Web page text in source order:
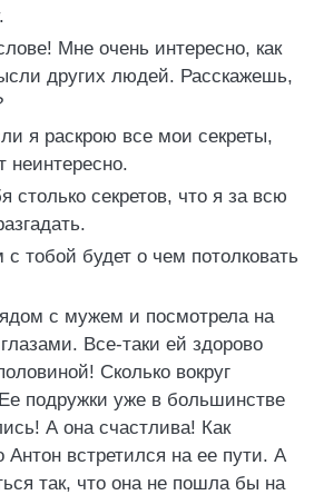
Мне очень интересно, как
других людей. Расскажешь,
я раскрою все мои секреты,
неинтересно.
столько секретов, что я за всю
тобой будет о чем потолковать
с мужем и посмотрела на
Все-таки ей здорово
Сколько вокруг
подружки уже в большинстве
А она счастлива! Как
встретился на ее пути. А
так, что она не пошла бы на